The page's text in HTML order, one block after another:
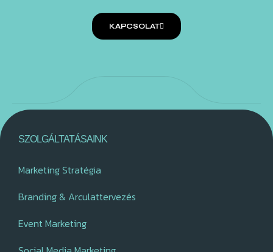
KAPCSOLAT
SZOLGÁLTATÁSAINK
Marketing Stratégia
Branding & Arculattervezés
Event Marketing